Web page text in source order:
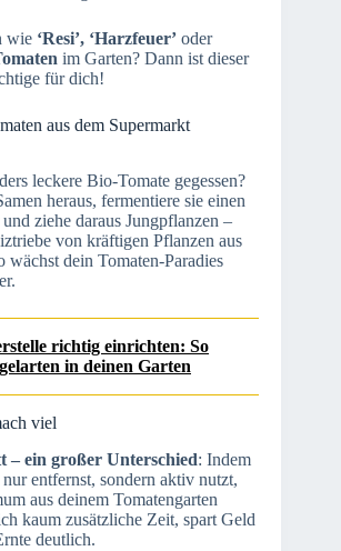
wie ‘Resi’, ‘Harzfeuer’ oder
im Garten? Dann ist dieser
für dich!
aus dem Supermarkt
leckere Bio-Tomate gegessen?
heraus, fermentiere sie einen
ziehe daraus Jungpflanzen –
von kräftigen Pflanzen aus
wächst dein Tomaten-Paradies
richtig einrichten: So
in deinen Garten
viel
– ein großer Unterschied: Indem
entfernst, sondern aktiv nutzt,
aus deinem Tomatengarten
kaum zusätzliche Zeit, spart Geld
deutlich.